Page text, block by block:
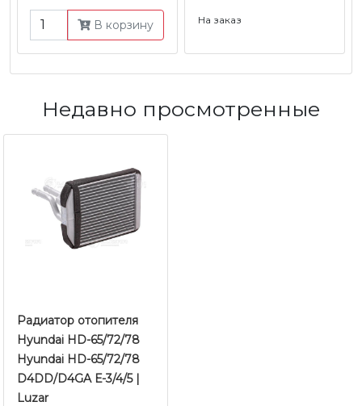
В корзину На заказ
Недавно просмотренные
Радиатор отопителя
Hyundai HD-65/72/78
Hyundai HD-65/72/78
D4DD/D4GA Е-3/4/5 |
Luzar